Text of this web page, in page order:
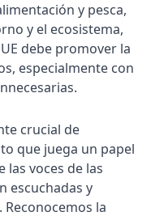
y pesca,
y el ecosistema,
debe promover la
especialmente con
crucial de
que juega un papel
voces de las
escuchadas y
la